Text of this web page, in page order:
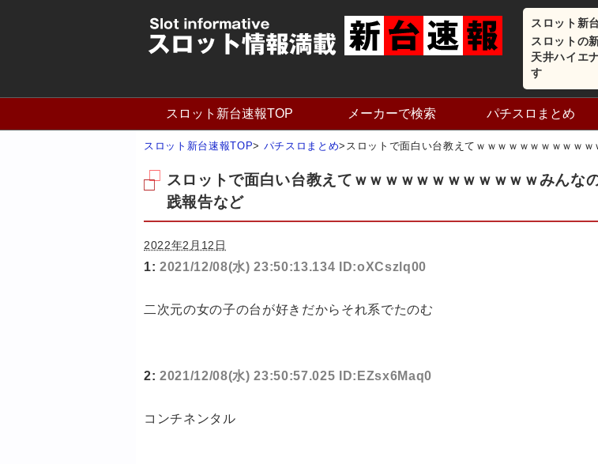
スロット新
スロットの
天井ハイエ
す
スロット新台速報TOP メーカーで検索 パチスロまとめ
スロット新台速報TOP> パチスロまとめ> スロットで面白い台教えてｗｗｗｗｗｗｗｗｗｗｗ
スロットで面白い台教えてｗｗｗｗｗｗｗｗｗｗｗｗみんな
践報告など
2022年2月12日
1: 2021/12/08(水) 23:50:13.134 ID:oXCszlq00
二次元の女の子の台が好きだからそれ系でたのむ
2: 2021/12/08(水) 23:50:57.025 ID:EZsx6Maq0
コンチネンタル